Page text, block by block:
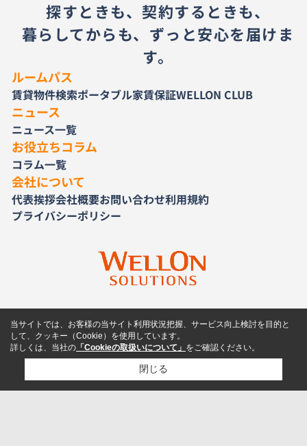
探すときも、契約するときも、
暮らしてからも、ずっと安心を届けま
す。
ルームパス
賃貸物件検索ポータブル家賃保証WELLON CLUB
ニュース
ニュース一覧
お役立ちコラム
コラム一覧
会社について
代表挨拶会社概要お問い合わせ利用規約
プライバシーポリシー
当サイトでは、お客様の当サイト利用状況把握、サービス向上検討を目的と
して、クッキー（Cookie）を使用しています。
詳しくは、当社の 「Cookieの取扱いについて」 をご確認ください。
閉じる